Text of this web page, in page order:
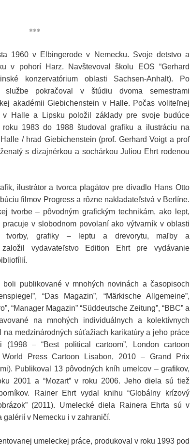
***
1960 v Elbingerode v Nemecku. Svoje detstvo a
v pohorí Harz. Navštevoval školu EOS “Gerhard
konzervatórium oblasti Sachsen-Anhalt). Po
pokračoval v štúdiu dvoma semestrami
akadémii Giebichenstein v Halle. Počas voliteľnej
v Halle a Lipsku položil základy pre svoje budúce
roku 1983 do 1988 študoval grafiku a ilustráciu na
/ hrad Giebichenstein (prof. Gerhard Voigt a prof
s dizajnérkou a sochárkou Juliou Ehrt rodenou
ilustrátor a tvorca plagátov pre divadlo Hans Otto
filmov Progress a rôzne nakladateľstvá v Berlíne.
tvorbe – pôvodným grafickým technikám, ako lept,
v slobodnom povolaní ako výtvarník v oblasti
tvorby, grafiky – leptu a drevorytu, maľby a
vydavateľstvo Edition Ehrt pre vydávanie
publikované v mnohých novinách a časopisoch
“Das Magazin”, “Märkische Allgemeine”,
“Manager Magazin” “Süddeutsche Zeitung”, “BBC” a
na mnohých individuálnych a kolektívnych
na medzinárodných súťažiach karikatúry a jeho práce
(1998 – “Best political cartoom”, London cartoon
Press Cartoon Lisabon, 2010 – Grand Prix
Publikoval 13 pôvodných kníh umelcov – grafikov,
2001 a “Mozart” v roku 2006. Jeho diela sú tiež
Rainer Ehrt vydal knihu “Globálny krízový
(2011). Umelecké diela Rainera Ehrta sú v
galérií v Nemecku i v zahraničí.
umeleckej práce, produkoval v roku 1993 pod